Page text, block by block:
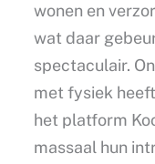
wonen en
wat daar
spectaculair.
met fysiek
het platform
massaal hun